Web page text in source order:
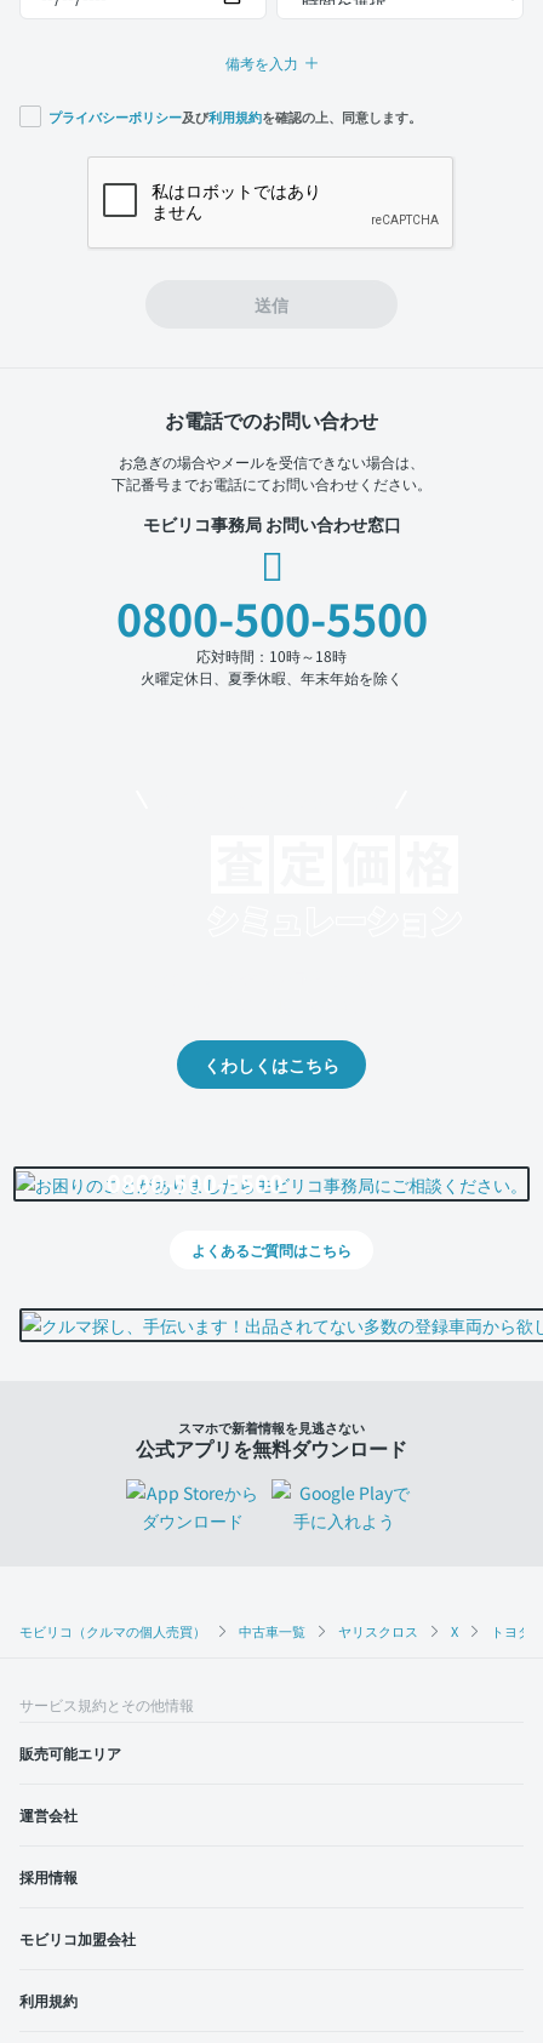
モビリコ（クルマの個人売買） 中古車一覧 ヤリスクロス X トヨタ
備考を入力
プライバシーポリシー及び利用規約を確認の上、同意します。
送信
お電話でのお問い合わせ
お急ぎの場合やメールを受信できない場合は、
下記番号までお電話にてお問い合わせください。
モビリコ事務局 お問い合わせ窓口
0800-500-5500
応対時間：10時～18時
火曜定休日、夏季休暇、年末年始を除く
くわしくはこちら
0800-500-5500
よくあるご質問はこちら
スマホで新着情報を見逃さない
公式アプリを無料ダウンロード
サービス規約とその他情報
販売可能エリア
運営会社
採用情報
モビリコ加盟会社
利用規約